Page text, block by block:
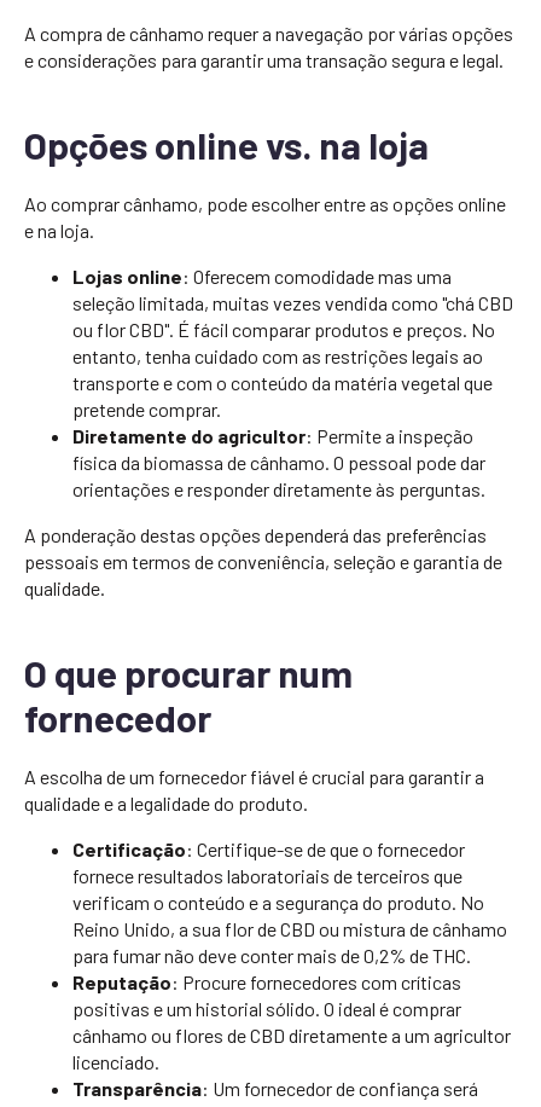
A compra de cânhamo requer a navegação por várias opções
e considerações para garantir uma transação segura e legal.
Opções online vs. na loja
Ao comprar cânhamo, pode escolher entre as opções online
e na loja.
Lojas online: Oferecem comodidade mas uma
seleção limitada, muitas vezes vendida como "chá CBD
ou flor CBD". É fácil comparar produtos e preços. No
entanto, tenha cuidado com as restrições legais ao
transporte e com o conteúdo da matéria vegetal que
pretende comprar.
Diretamente do agricultor: Permite a inspeção
física da biomassa de cânhamo. O pessoal pode dar
orientações e responder diretamente às perguntas.
A ponderação destas opções dependerá das preferências
pessoais em termos de conveniência, seleção e garantia de
qualidade.
O que procurar num
fornecedor
A escolha de um fornecedor fiável é crucial para garantir a
qualidade e a legalidade do produto.
Certificação: Certifique-se de que o fornecedor
fornece resultados laboratoriais de terceiros que
verificam o conteúdo e a segurança do produto. No
Reino Unido, a sua flor de CBD ou mistura de cânhamo
para fumar não deve conter mais de 0,2% de THC.
Reputação: Procure fornecedores com críticas
positivas e um historial sólido. O ideal é comprar
cânhamo ou flores de CBD diretamente a um agricultor
licenciado.
Transparência: Um fornecedor de confiança será